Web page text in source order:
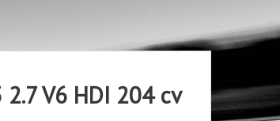
V6 HDI 204 cv